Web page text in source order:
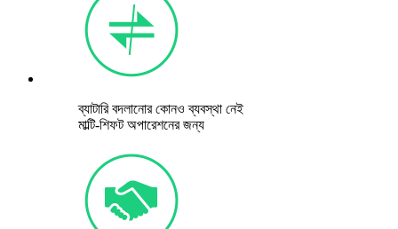
ব্যাটারি বদলানোর কোনও ব্যবস্থা নেই
মাল্টি-শিফট অপারেশনের জন্য